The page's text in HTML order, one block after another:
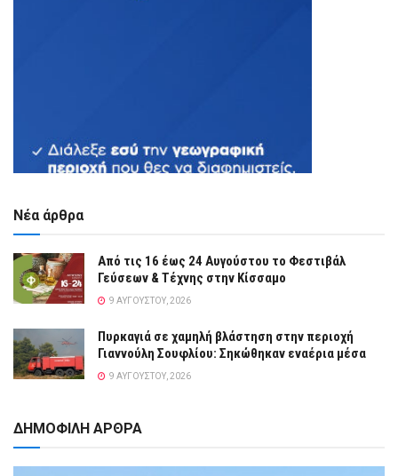
Νέα άρθρα
Από τις 16 έως 24 Αυγούστου το Φεστιβάλ
Γεύσεων & Τέχνης στην Κίσσαμο
9 ΑΥΓΟΎΣΤΟΥ, 2026
Πυρκαγιά σε χαμηλή βλάστηση στην περιοχή
Γιαννούλη Σουφλίου: Σηκώθηκαν εναέρια μέσα
9 ΑΥΓΟΎΣΤΟΥ, 2026
ΔΗΜΟΦΙΛΗ ΑΡΘΡΑ